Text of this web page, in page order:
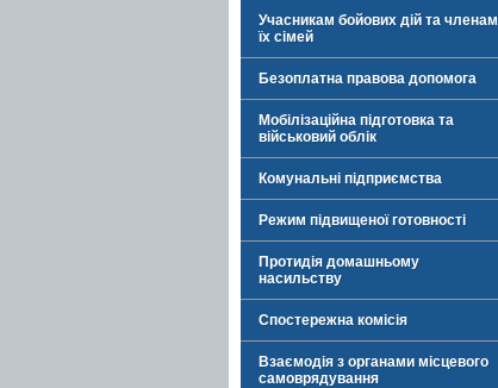
Учасникам бойових дій та членам
їх сімей
Безоплатна правова допомога
Мобілізаційна підготовка та
військовий облік
Комунальні підприємства
Режим підвищеної готовності
Протидія домашньому
насильству
Спостережна комісія
Взаємодія з органами місцевого
самоврядування